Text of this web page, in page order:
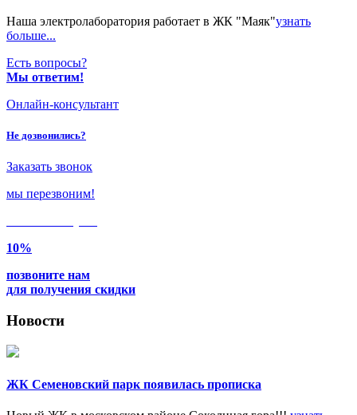
Наша электролаборатория работает в ЖК "Маяк"узнать
больше...
Есть вопросы?
Мы ответим!
Онлайн-консультант
Не дозвонились?
Заказать звонок
мы перезвоним!
10%
позвоните нам
для получения скидки
Новости
ЖК Семеновский парк появилась прописка